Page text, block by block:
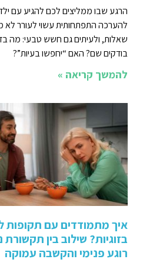
הרגע שבו ממליצים לכם להגיע עם
להערכה התפתחותית עשוי לעורר לא
שאלות, ולעיתים גם חשש טבעי: מה
בודקים שם? האם “יחפשו בעיות”?
להמשך קריאה »
איך מתמודדים עם תקופות
בזוגיות? שילוב בין תקשורת
רוגע פנימי והקשבה עמוקה